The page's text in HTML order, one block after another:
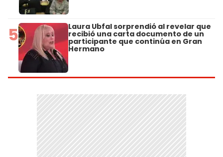
5 Laura Ubfal sorprendió al revelar que
recibió una carta documento de un
participante que continúa en Gran
Hermano